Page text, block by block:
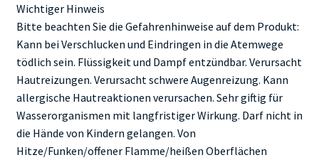
Wichtiger Hinweis
Bitte beachten Sie die Gefahrenhinweise auf dem Produkt:
Kann bei Verschlucken und Eindringen in die Atemwege
tödlich sein. Flüssigkeit und Dampf entzündbar. Verursacht
Hautreizungen. Verursacht schwere Augenreizung. Kann
allergische Hautreaktionen verursachen. Sehr giftig für
Wasserorganismen mit langfristiger Wirkung. Darf nicht in
die Hände von Kindern gelangen. Von
Hitze/Funken/offener Flamme/heißen Oberflächen